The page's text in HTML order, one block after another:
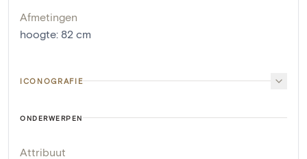
Afmetingen
hoogte: 82 cm
ICONOGRAFIE
ONDERWERPEN
Attribuut